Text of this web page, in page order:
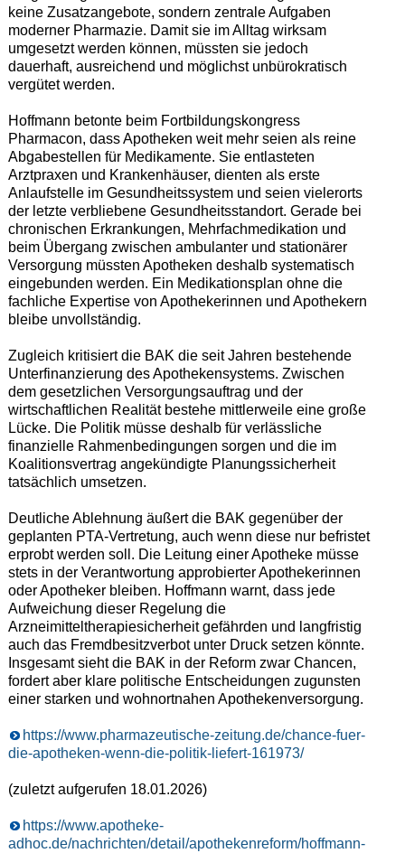
keine Zusatzangebote, sondern zentrale Aufgaben
moderner Pharmazie. Damit sie im Alltag wirksam
umgesetzt werden können, müssten sie jedoch
dauerhaft, ausreichend und möglichst unbürokratisch
vergütet werden.
Hoffmann betonte beim Fortbildungskongress
Pharmacon, dass Apotheken weit mehr seien als reine
Abgabestellen für Medikamente. Sie entlasteten
Arztpraxen und Krankenhäuser, dienten als erste
Anlaufstelle im Gesundheitssystem und seien vielerorts
der letzte verbliebene Gesundheitsstandort. Gerade bei
chronischen Erkrankungen, Mehrfachmedikation und
beim Übergang zwischen ambulanter und stationärer
Versorgung müssten Apotheken deshalb systematisch
eingebunden werden. Ein Medikationsplan ohne die
fachliche Expertise von Apothekerinnen und Apothekern
bleibe unvollständig.
Zugleich kritisiert die BAK die seit Jahren bestehende
Unterfinanzierung des Apothekensystems. Zwischen
dem gesetzlichen Versorgungsauftrag und der
wirtschaftlichen Realität bestehe mittlerweile eine große
Lücke. Die Politik müsse deshalb für verlässliche
finanzielle Rahmenbedingungen sorgen und die im
Koalitionsvertrag angekündigte Planungssicherheit
tatsächlich umsetzen.
Deutliche Ablehnung äußert die BAK gegenüber der
geplanten PTA-Vertretung, auch wenn diese nur befristet
erprobt werden soll. Die Leitung einer Apotheke müsse
stets in der Verantwortung approbierter Apothekerinnen
oder Apotheker bleiben. Hoffmann warnt, dass jede
Aufweichung dieser Regelung die
Arzneimitteltherapiesicherheit gefährden und langfristig
auch das Fremdbesitzverbot unter Druck setzen könnte.
Insgesamt sieht die BAK in der Reform zwar Chancen,
fordert aber klare politische Entscheidungen zugunsten
einer starken und wohnortnahen Apothekenversorgung.
https://www.pharmazeutische-zeitung.de/chance-fuer-
die-apotheken-wenn-die-politik-liefert-161973/
(zuletzt aufgerufen 18.01.2026)
https://www.apotheke-
adhoc.de/nachrichten/detail/apothekenreform/hoffmann-